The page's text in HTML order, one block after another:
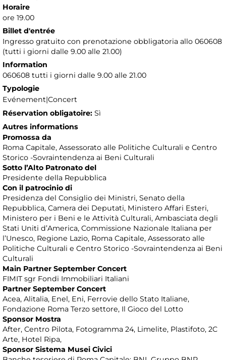
Horaire
ore 19.00
Billet d'entrée
Ingresso gratuito con prenotazione obbligatoria allo 060608
(tutti i giorni dalle 9.00 alle 21.00)
Information
060608 tutti i giorni dalle 9.00 alle 21.00
Typologie
Evénement|Concert
Réservation obligatoire: Sì
Autres informations
Promossa da
Roma Capitale, Assessorato alle Politiche Culturali e Centro
Storico -Sovraintendenza ai Beni Culturali
Sotto l’Alto Patronato del
Presidente della Repubblica
Con il patrocinio di
Presidenza del Consiglio dei Ministri, Senato della
Repubblica, Camera dei Deputati, Ministero Affari Esteri,
Ministero per i Beni e le Attività Culturali, Ambasciata degli
Stati Uniti d’America, Commissione Nazionale Italiana per
l’Unesco, Regione Lazio, Roma Capitale, Assessorato alle
Politiche Culturali e Centro Storico -Sovraintendenza ai Beni
Culturali
Main Partner September Concert
FIMIT sgr Fondi Immobiliari Italiani
Partner September Concert
Acea, Alitalia, Enel, Eni, Ferrovie dello Stato Italiane,
Fondazione Roma Terzo settore, Il Gioco del Lotto
Sponsor Mostra
After, Centro Pilota, Fotogramma 24, Limelite, Plastifoto, 2C
Arte, Hotel Ripa,
Sponsor Sistema Musei Civici